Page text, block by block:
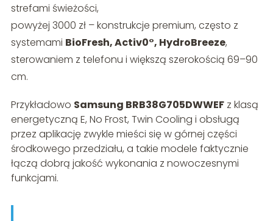
strefami świeżości,
powyżej 3000 zł – konstrukcje premium, często z
systemami BioFresh, Activ0°, HydroBreeze,
sterowaniem z telefonu i większą szerokością 69–90
cm.
Przykładowo Samsung BRB38G705DWWEFz klasą
energetyczną E, No Frost, Twin Cooling i obsługą
przez aplikację zwykle mieści się w górnej części
środkowego przedziału, a takie modele faktycznie
łączą dobrą jakość wykonania z nowoczesnymi
funkcjami.